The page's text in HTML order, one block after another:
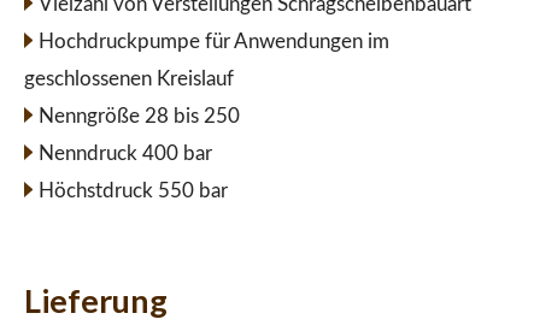
Vielzahl von Verstellungen Schrägscheibenbauart
Hochdruckpumpe für Anwendungen im
geschlossenen Kreislauf
Nenngröße 28 bis 250
Nenndruck 400 bar
Höchstdruck 550 bar
Lieferung